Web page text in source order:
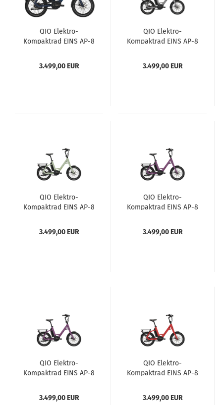
QIO Elektro-
Kompaktrad EINS AP-8
3.499,00 EUR
QIO Elektro-
Kompaktrad EINS AP-8
3.499,00 EUR
QIO Elektro-
Kompaktrad EINS AP-8
3.499,00 EUR
QIO Elektro-
Kompaktrad EINS AP-8
3.499,00 EUR
QIO Elektro-
Kompaktrad EINS AP-8
3.499,00 EUR
QIO Elektro-
Kompaktrad EINS AP-8
3.499,00 EUR